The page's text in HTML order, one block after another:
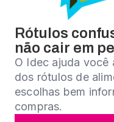
Rótulos
não cair em
O Idec ajuda você
dos rótulos de
escolhas bem
compras.